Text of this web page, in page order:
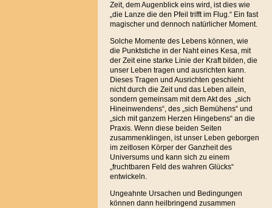
Zeit, dem Augenblick eins wird, ist dies wie
„die Lanze die den Pfeil trifft im Flug.“ Ein fast
magischer und dennoch natürlicher Moment.
Solche Momente des Lebens können, wie
die Punktstiche in der Naht eines Kesa, mit
der Zeit eine starke Linie der Kraft bilden, die
unser Leben tragen und ausrichten kann.
Dieses Tragen und Ausrichten geschieht
nicht durch die Zeit und das Leben allein,
sondern gemeinsam mit dem Akt des „sich
Hineinwendens“, des „sich Bemühens“ und
„sich mit ganzem Herzen Hingebens“ an die
Praxis. Wenn diese beiden Seiten
zusammenklingen, ist unser Leben geborgen
im zeitlosen Körper der Ganzheit des
Universums und kann sich zu einem
„fruchtbaren Feld des wahren Glücks“
entwickeln.
Ungeahnte Ursachen und Bedingungen
können dann heilbringend zusammen